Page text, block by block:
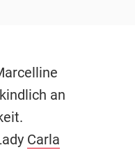
an
Carla